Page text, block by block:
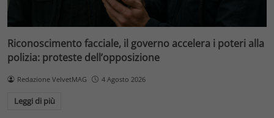
Riconoscimento facciale, il governo accelera i poteri alla
polizia: proteste dell’opposizione
Redazione VelvetMAG 4 Agosto 2026
Leggi di più